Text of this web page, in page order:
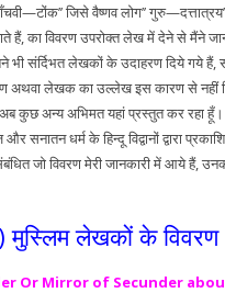
जिसे वैष्णव लोग’’
हैं, का विवरण उपरोक्त लेख में देने से मैंने
संर्दिभत लेखकों के उदाहरण दिये गये हैं,
अथवा लेखक का उल्लेख इस कारण से नहीं
कुछ अन्य अभिमत यहां प्रस्तुत कर रहा हूँ।
सनातन धर्म के हिन्दू विद्वानों द्वारा
जो विवरण मेरी जानकारी में आये हैं,
मुस्लिम लेखकों के विवरण
Or Mirror of Secunder about